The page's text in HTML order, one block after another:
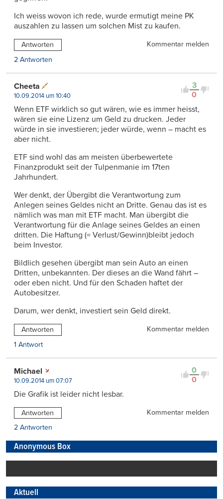
Ich weiss wovon ich rede, wurde ermutigt meine PK
auszahlen zu lassen um solchen Mist zu kaufen.
Antworten
Kommentar melden
2 Antworten
3
0
Cheeta
10.09.2014 um 10:40
Wenn ETF wirklich so gut wären, wie es immer heisst,
wären sie eine Lizenz um Geld zu drucken. Jeder
würde in sie investieren; jeder würde, wenn – macht es
aber nicht.
ETF sind wohl das am meisten überbewertete
Finanzprodukt seit der Tulpenmanie im 17ten
Jahrhundert.
Wer denkt, der Übergibt die Verantwortung zum
Anlegen seines Geldes nicht an Dritte. Genau das ist es
nämlich was man mit ETF macht. Man übergibt die
Verantwortung für die Anlage seines Geldes an einen
dritten. Die Haftung (= Verlust/Gewinn)bleibt jedoch
beim Investor.
Bildlich gesehen übergibt man sein Auto an einen
Dritten, unbekannten. Der dieses an die Wand fährt –
oder eben nicht. Und für den Schaden haftet der
Autobesitzer.
Darum, wer denkt, investiert sein Geld direkt.
Antworten
Kommentar melden
1 Antwort
0
0
Michael
10.09.2014 um 07:07
Die Grafik ist leider nicht lesbar.
Antworten
Kommentar melden
2 Antworten
Anonymous Box
Aktuell